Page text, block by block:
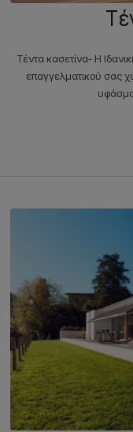
Τέντα κασετίνα- Η
επαγγελματικού σας